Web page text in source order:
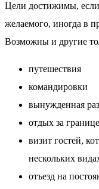
Цели достижимы,
желаемого, иногда в
Возможны и другие
путешествия
командировки
вынужденная
отдых за
визит гостей,
нескольких
отъезд на